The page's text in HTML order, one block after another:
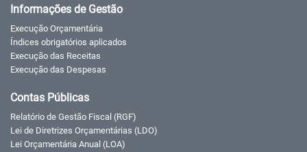
Informações de Gestão
Execução Orçamentária
Índices obrigatórios aplicados
Execução das Receitas
Execução das Despesas
Contas Públicas
Relatório de Gestão Fiscal (RGF)
Lei de Diretrizes Orçamentárias (LDO)
Lei Orçamentária Anual (LOA)